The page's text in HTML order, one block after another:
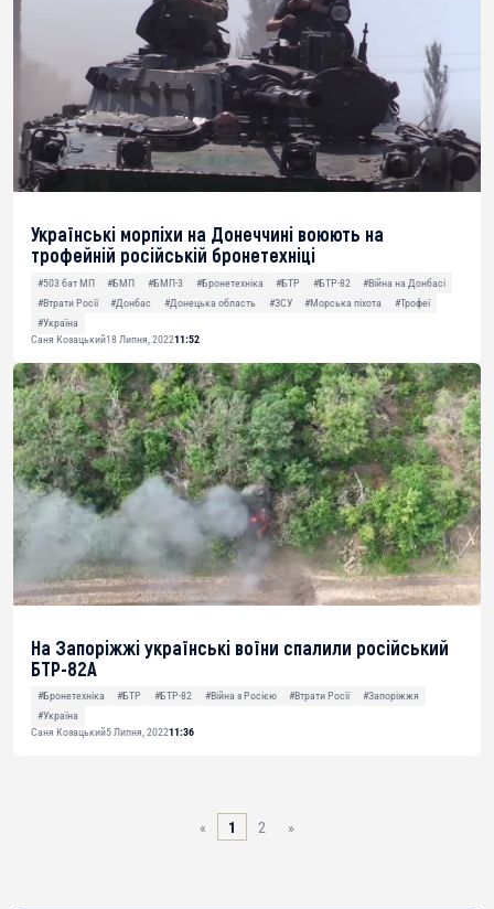
Українські морпіхи на Донеччині воюють на
трофейній російській бронетехніці
#503 бат МП #БМП #БМП-3 #Бронетехніка #БТР #БТР-82
#Війна на Донбасі
#Втрати Росії
#Донбас #Донецька область #ЗСУ #Морська піхота
#Трофеї
#Україна
Саня Козацький18 Липня, 202211:52
На Запоріжжі українські воїни спалили російський
БТР-82А
#Бронетехніка #БТР #БТР-82 #Війна з Росією #Втрати Росії
#Запоріжжя
#Україна
Саня Козацький5 Липня, 202211:36
« 1 2 »